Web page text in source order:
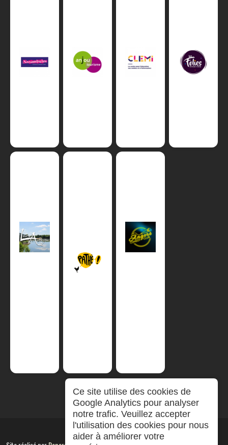
Ce site utilise des cookies de
Google Analytics pour analyser
notre trafic. Veuillez accepter
l'utilisation des cookies pour nous
aider à améliorer votre